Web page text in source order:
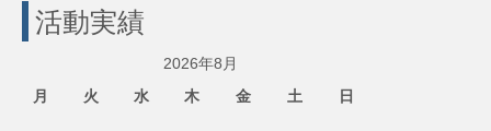
活動実績
2026年8月
月
火 水 木 金 土 日